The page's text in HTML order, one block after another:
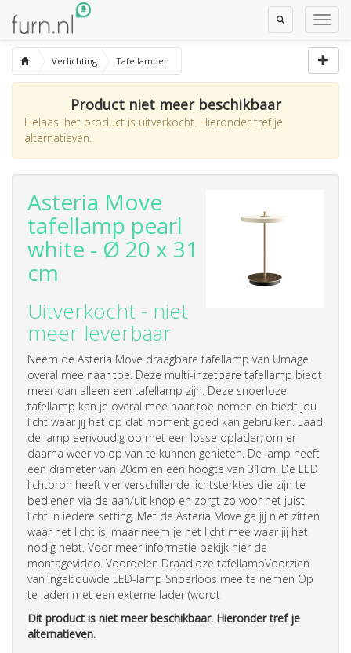
Toggle
Search
Verlichting Tafellampen
Product niet meer beschikbaar
Helaas, het product is uitverkocht. Hieronder tref je
alternatieven.
Asteria Move
tafellamp pearl
white - Ø 20 x 31
cm
Uitverkocht - niet
meer leverbaar
Neem de Asteria Move draagbare tafellamp van Umage
overal mee naar toe. Deze multi-inzetbare tafellamp biedt
meer dan alleen een tafellamp zijn. Deze snoerloze
tafellamp kan je overal mee naar toe nemen en biedt jou
licht waar jij het op dat moment goed kan gebruiken. Laad
de lamp eenvoudig op met een losse oplader, om er
daarna weer volop van te kunnen genieten. De lamp heeft
een diameter van 20cm en een hoogte van 31cm. De LED
lichtbron heeft vier verschillende lichtsterktes die zijn te
bedienen via de aan/uit knop en zorgt zo voor het juist
licht in iedere setting. Met de Asteria Move ga jij niet zitten
waar het licht is, maar neem je het licht mee waar jij het
nodig hebt. Voor meer informatie bekijk hier de
montagevideo. Voordelen Draadloze tafellampVoorzien
van ingebouwde LED-lamp Snoerloos mee te nemen Op
te laden met een externe lader (wordt
Dit product is niet meer beschikbaar. Hieronder tref je
alternatieven.